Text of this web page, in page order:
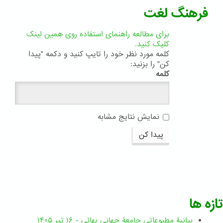
فرهنگ لغت
برای مطالعه راهنمای استفاده روی همین لینک
کلیک کنید.
کلمه مورد نظر خود را تایپ کنید و دکمه "پیدا
کن" را بزنید:
کلمه
نمایش نتایج مشابه
پیدا کن
تازه ها
بیانیۀ مطبوعاتی جامعۀ جهانی بهائی - ۱۶ تیر ۱۴۰۵